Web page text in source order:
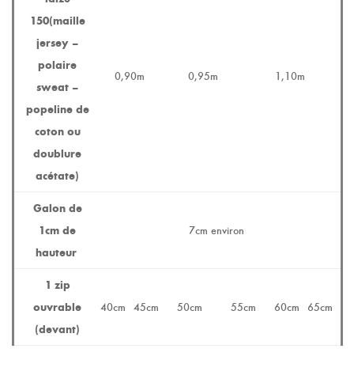
150(maille
jersey –
polaire
sweat –
popeline de
coton ou
doublure
acétate)
0,90m 0,95m 1,10m
Galon de
1cm de
hauteur
7cm environ
1 zip
ouvrable
(devant)
40cm 45cm 50cm 55cm 60cm 65cm